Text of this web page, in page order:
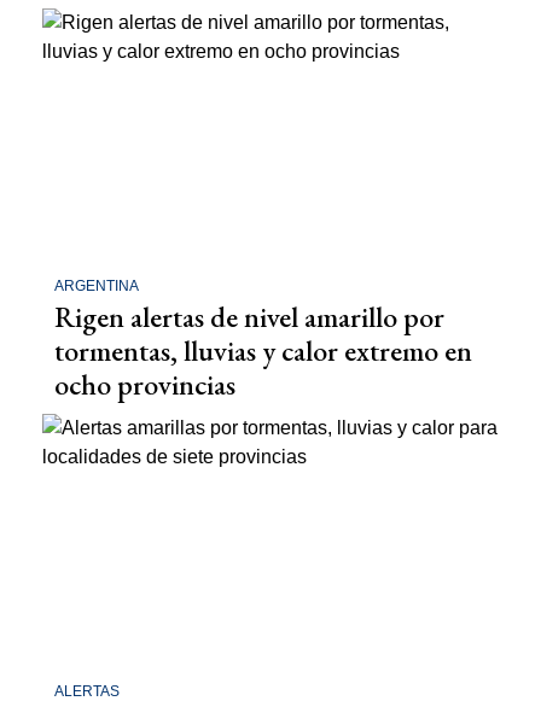
ARGENTINA
Rigen alertas de nivel amarillo por
tormentas, lluvias y calor extremo en
ocho provincias
ALERTAS